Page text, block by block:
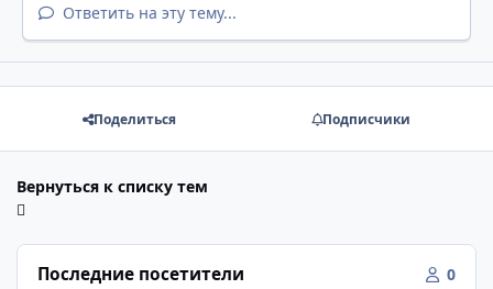
Ответить на эту тему...
Поделиться Подписчики
Вернуться к списку тем
Последние посетители 0